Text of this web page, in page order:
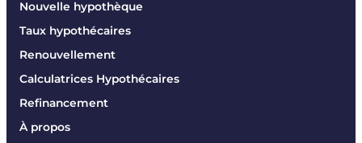
Nouvelle hypothèque
Taux hypothécaires
Renouvellement
Calculatrices Hypothécaires
Refinancement
À propos